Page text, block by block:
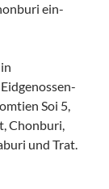
ein­
Soi 5,
Chon­buri,
und Trat.